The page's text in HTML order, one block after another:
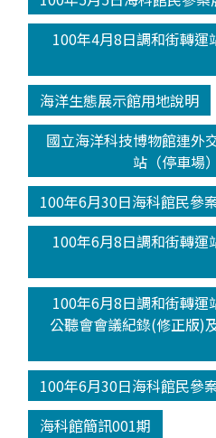
100年4月8日調和街轉
海洋生態展示館用地說明
國立海洋科技博物館連外
站（停車場
100年6月30日海科館民參
100年6月8日調和街轉
100年6月8日調和街轉
公聽會會議紀錄(修正版)
100年6月30日海科館民參
海科館簡訊001期